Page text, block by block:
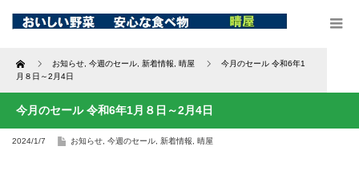
Home お知らせ 今週のセール 新着情報 晴屋
今月のセール 令和6年1
月８日～2月4日
今月のセール 令和6年1月８日～2月4日
2024/1/7 お知らせ 今週のセール 新着情報 晴屋